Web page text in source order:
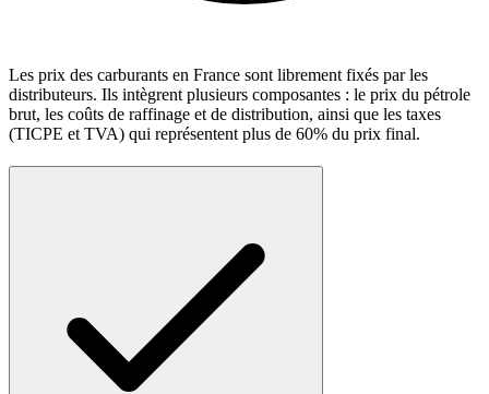
Les prix des carburants en France sont librement fixés par les
distributeurs. Ils intègrent plusieurs composantes : le prix du pétrole
brut, les coûts de raffinage et de distribution, ainsi que les taxes
(TICPE et TVA) qui représentent plus de 60% du prix final.